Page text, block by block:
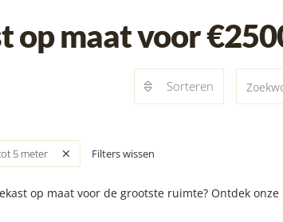
op maat voor
Sorteren
5 meter Filters wissen
op maat voor de grootste ruimte? Ontdek